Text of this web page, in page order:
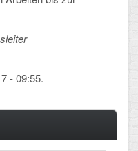
- 09:55.